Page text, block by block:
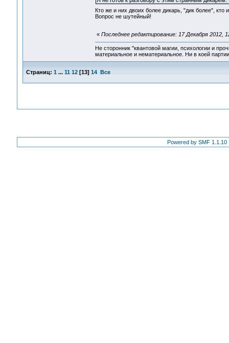
Кто же и них двоих более дикарь, "дик более",
Вопрос не шутейный!
« Последнее редактирование: 17 Декабря 2012,
Не сторонник "квантовой магии, психологии и
материальное и нематериальное. Ни в коей
Страниц: 1 ... 11 12[13] 14 Все
Powered by SMF 1.1.10